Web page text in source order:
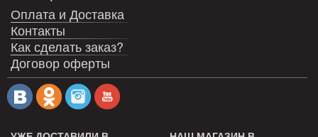
Оплата и Доставка
Контакты
Как сделать заказ?
Договор оферты